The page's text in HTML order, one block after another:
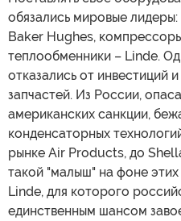
обязались мировые
Baker Hughes,
теплообменники – Linde.
отказались от инвестиций
запчастей. Из России,
американских санкции,
конденсаторных
рынке Air Products, до
такой "малыш" на фоне этих
Linde, для которого
единственным шансом